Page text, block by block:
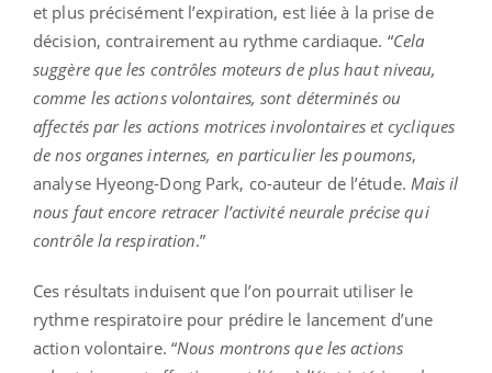
et plus précisément l’expiration, est liée à la prise de
décision, contrairement au rythme cardiaque. “Cela
suggère que les contrôles moteurs de plus haut niveau,
comme les actions volontaires, sont déterminés ou
affectés par les actions motrices involontaires et cycliques
de nos organes internes, en particulier les poumons,
analyse Hyeong-Dong Park, co-auteur de l’étude. Mais il
nous faut encore retracer l’activité neurale précise qui
contrôle la respiration.”
Ces résultats induisent que l’on pourrait utiliser le
rythme respiratoire pour prédire le lancement d’une
action volontaire. “Nous montrons que les actions